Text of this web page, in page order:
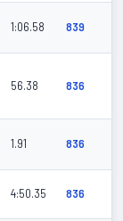
1:06.58 839
56.38 836
1.91 836
4:50.35 836